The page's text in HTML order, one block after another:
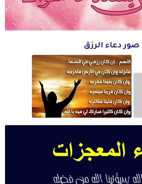
صور دعاء الرزق